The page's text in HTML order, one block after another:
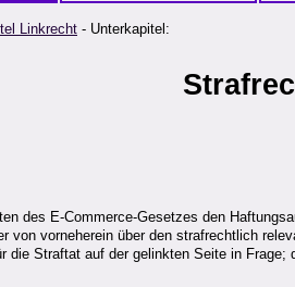
Linkrecht - Unterkapitel:
des E-Commerce-Gesetzes den
von vorneherein über den strafrechtlich
die Straftat auf der gelinkten Seite in